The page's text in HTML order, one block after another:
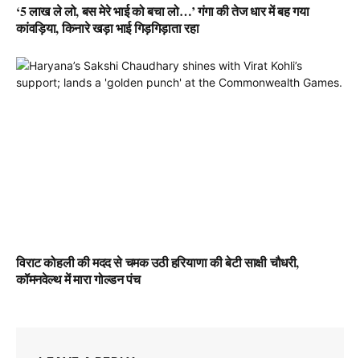
‘5 लाख ले लो, बस मेरे भाई को बचा लो…’ गंगा की तेज धार में बह गया
कांवड़िया, किनारे खड़ा भाई गिड़गिड़ाता रहा
विराट कोहली की मदद से चमक उठी हरियाणा की बेटी साक्षी चौधरी,
कॉमनवेल्थ में मारा गोल्डन पंच